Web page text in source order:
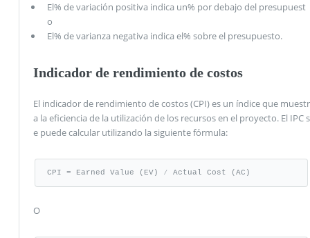
El% de variación positiva indica un% por debajo del presupuest
o
El% de varianza negativa indica el% sobre el presupuesto.
Indicador de rendimiento de costos
El indicador de rendimiento de costos (CPI) es un índice que muestr
a la eficiencia de la utilización de los recursos en el proyecto. El IPC s
e puede calcular utilizando la siguiente fórmula:
CPI = Earned Value (EV) ⁄ Actual Cost (AC)
O